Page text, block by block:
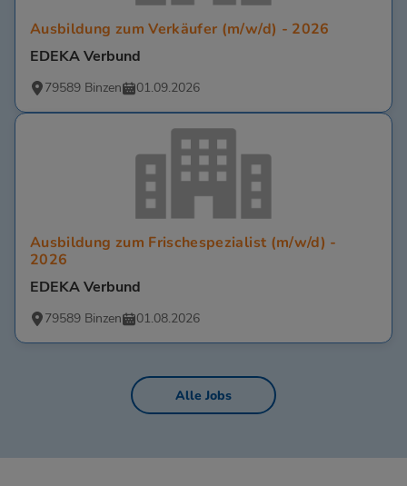
Ausbildung zum Verkäufer (m/w/d) - 2026
EDEKA Verbund
79589 Binzen 01.09.2026
Ausbildung zum Frischespezialist (m/w/d) -
2026
EDEKA Verbund
79589 Binzen 01.08.2026
Alle Jobs